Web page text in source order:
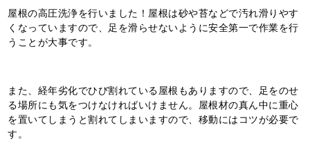
屋根の高圧洗浄を行いました！屋根は砂や苔などで汚れ滑りやす
くなっていますので、足を滑らせないように安全第一で作業を行
うことが大事です。
また、経年劣化でひび割れている屋根もありますので、足をのせ
る場所にも気をつけなければいけません。屋根材の真ん中に重心
を置いてしまうと割れてしまいますので、移動にはコツが必要で
す。